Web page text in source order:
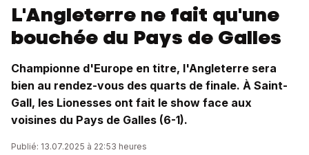
L'Angleterre ne fait qu'une
bouchée du Pays de Galles
Championne d'Europe en titre, l'Angleterre sera
bien au rendez-vous des quarts de finale. À Saint-
Gall, les Lionesses ont fait le show face aux
voisines du Pays de Galles (6-1).
Publié: 13.07.2025 à 22:53 heures